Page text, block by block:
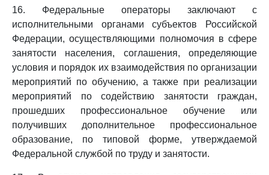
16. Федеральные операторы заключают с
исполнительными органами субъектов Российской
Федерации, осуществляющими полномочия в сфере
занятости населения, соглашения, определяющие
условия и порядок их взаимодействия по организации
мероприятий по обучению, а также при реализации
мероприятий по содействию занятости граждан,
прошедших профессиональное обучение или
получивших дополнительное профессиональное
образование, по типовой форме, утверждаемой
Федеральной службой по труду и занятости.